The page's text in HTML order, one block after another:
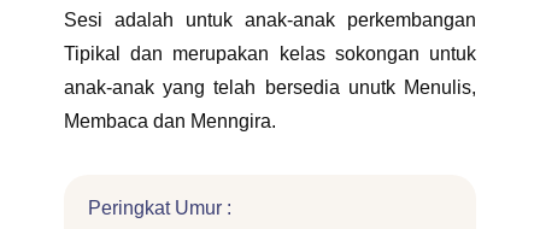
Sesi adalah untuk anak-anak perkembangan
Tipikal dan merupakan kelas sokongan untuk
anak-anak yang telah bersedia unutk Menulis,
Membaca dan Menngira.
Peringkat Umur :